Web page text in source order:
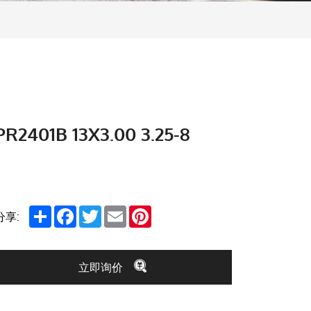
13X3.00 3.25-8
享: Share FacebookTwitterEmail
立即询价